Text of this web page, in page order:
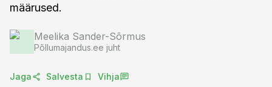
määrused.
Meelika Sander-Sõrmus
Põllumajandus.ee juht
Jaga Salvesta Vihja